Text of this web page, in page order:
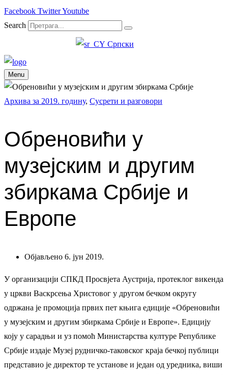
Facebook TwitterYoutube
Search
Српски
Menu
Архива за 2019. годину, Сусрети и разговори
Обреновићи у
музејским и другим
збиркама Србије и
Европе
Објављено 6. јун 2019.
У организацији СПКД Просвјета Аустрија, протеклог викенда
у цркви Васкрсења Христовог у другом бечком округу
одржана је промоција првих пет књига едиције «Обреновићи
у музејским и другим збиркама Србије и Европе». Едицију
коју у сарадњи и уз помоћ Министарства културе Републике
Србије издаје Музеј рудничко-таковског краја бечкој публици
представио је директор те установе и један од уредника, виши